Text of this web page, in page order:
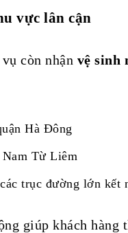
vực lân cận
còn nhận vệ sinh
Hà Đông
Từ Liêm
trục đường lớn kết
giúp khách